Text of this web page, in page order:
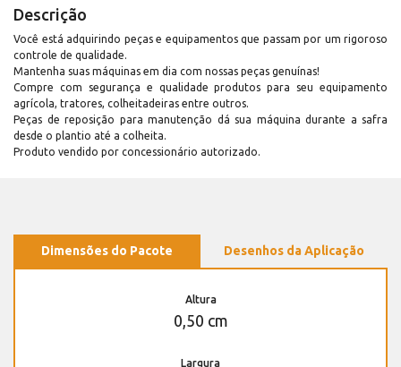
Descrição
Você está adquirindo peças e equipamentos que passam por um rigoroso
controle de qualidade.
Mantenha suas máquinas em dia com nossas peças genuínas!
Compre com segurança e qualidade produtos para seu equipamento
agrícola, tratores, colheitadeiras entre outros.
Peças de reposição para manutenção dá sua máquina durante a safra
desde o plantio até a colheita.
Produto vendido por concessionário autorizado.
Dimensões do Pacote Desenhos da Aplicação
Altura
0,50 cm
Largura